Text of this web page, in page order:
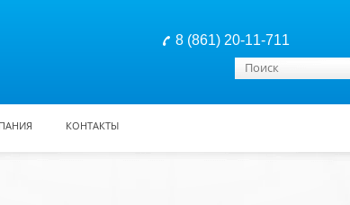
8 (861) 20-11-711
Форма поиска
Поиск
КОНТАКТЫ